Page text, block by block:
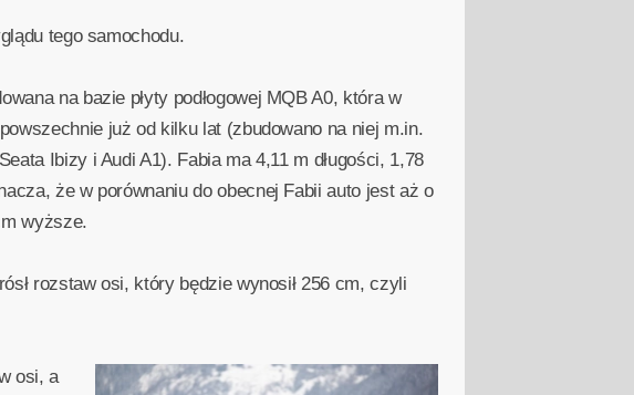
tego samochodu.
na bazie płyty podłogowej MQB A0, która w
już od kilku lat (zbudowano na niej m.in.
Ibizy i Audi A1). Fabia ma 4,11 m długości, 1,78
że w porównaniu do obecnej Fabii auto jest aż o
wyższe.
rozstaw osi, który będzie wynosił 256 cm, czyli
osi, a